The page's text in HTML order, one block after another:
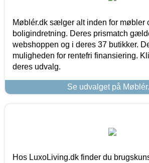
Møblér.dk sælger alt inden for møbler
boligindretning. Deres prismatch
webshoppen og i deres 37 butikker.
muligheden for rentefri finansiering.
deres udvalg.
Se udvalget på
Hos LuxoLiving.dk finder du